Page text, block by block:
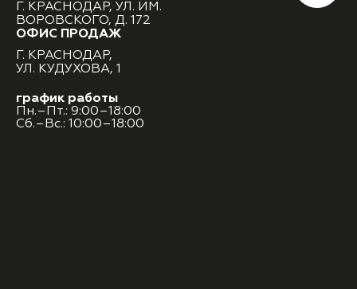
Г. КРАСНОДАР, УЛ. ИМ.
ВОРОВСКОГО, Д. 172
ОФИС ПРОДАЖ
Г. КРАСНОДАР,
УЛ. КУДУХОВА, 1
график работы
Пн.–Пт.: 9:00–18:00
Сб.–Вс.: 10:00–18:00